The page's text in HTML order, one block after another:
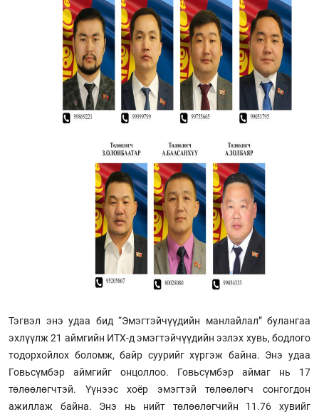
Тэгвэл энэ удаа бид “Эмэгтэйчүүдийн манлайлал” булангаа
эхлүүлж 21 аймгийн ИТХ-д эмэгтэйчүүдийн эзлэх хувь, бодлого
тодорхойлох боломж, байр суурийг хүргэж байна. Энэ удаа
Говьсүмбэр аймгийг онцоллоо. Говьсүмбэр аймаг нь 17
төлөөлөгчтэй. Үүнээс хоёр эмэгтэй төлөөлөгч сонгогдон
ажиллаж байна. Энэ нь нийт төлөөлөгчийн 11.76 хувийг